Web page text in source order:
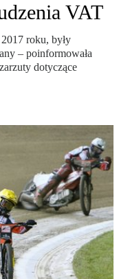
VAT
roku, były
– poinformowała
dotyczące